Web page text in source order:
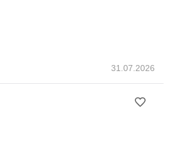
31.07.2026